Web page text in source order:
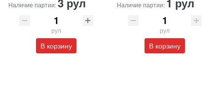
Наличие партии:
рул
В корзину
Наличие партии:
рул
В корзину